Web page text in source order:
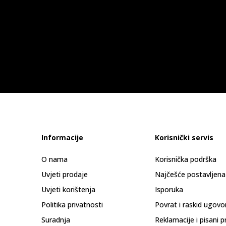
Informacije
O nama
Uvjeti prodaje
Uvjeti korištenja
Politika privatnosti
Suradnja
Korisnički servis
Korisnička podrška
Najčešće
Isporuka
Povrat i raskid
Reklamacije i pisani